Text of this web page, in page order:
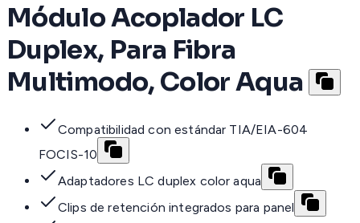
Módulo Acoplador LC
Duplex, Para Fibra
Multimodo, Color Aqua
Compatibilidad con estándar TIA/EIA-604
FOCIS-10
Adaptadores LC duplex color aqua
Clips de retención integrados para panel